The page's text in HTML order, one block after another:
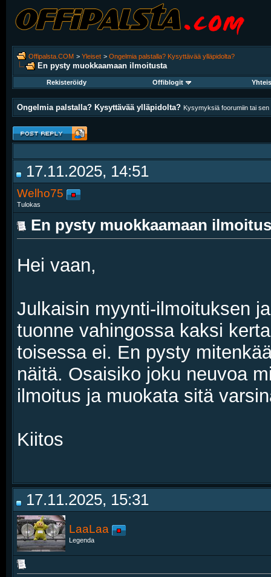
Offipalsta.COM > Yleiset > Ongelmia palstalla? Kysyttävää ylläpidolta?
En pysty muokkaamaan ilmoitusta
Rekisteröidy Offiblogit
Ongelmia palstalla? Kysyttävää ylläpidolta? Kysymyksiä foorumiin tai
17.11.2025, 14:51
Welho75
Tulokas
En pysty muokkaamaan
Hei vaan,
Julkaisin myynti-ilmoituksen
tuonne vahingossa kaksi
toisessa ei. En pysty
näitä. Osaisiko joku neuvoa
ilmoitus ja muokata sitä
Kiitos
17.11.2025, 15:31
LaaLaa
Legenda